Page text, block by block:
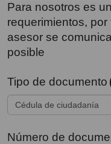
Para nosotros es
requerimientos,
asesor se
posible
Tipo de documento
Número de